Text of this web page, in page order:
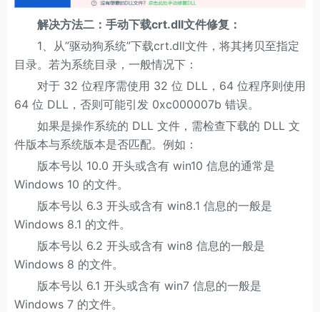
解决方法二：手动下载crt.dll文件修复：
1、从”驱动狗系统”下载crt.dll文件，将其拷贝至指定
目录。若为系统目录，一般情况下：
对于 32 位程序需使用 32 位 DLL，64 位程序则使用
64 位 DLL，否则可能引发 0xc000007b 错误。
如果是操作系统的 DLL 文件，需检查下载的 DLL 文
件版本与系统版本是否匹配。例如：
版本号以 10.0 开头或含有 win10 信息的通常是
Windows 10 的文件。
版本号以 6.3 开头或含有 win8.1 信息的一般是
Windows 8.1 的文件。
版本号以 6.2 开头或含有 win8 信息的一般是
Windows 8 的文件。
版本号以 6.1 开头或含有 win7 信息的一般是
Windows 7 的文件。